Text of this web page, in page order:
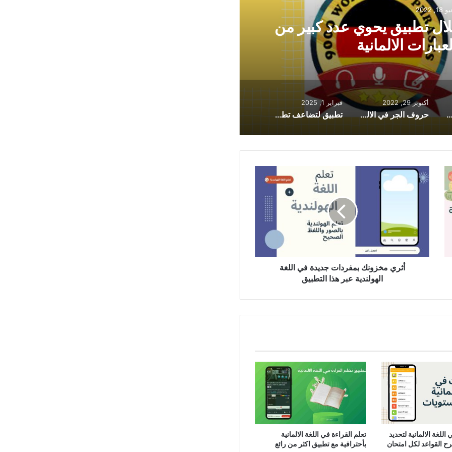
2022
تعلمها وأتقنها بسرعة
تعلم الالمانية مجانًا من خلال تطبيق يحوي عدد كبير من الكلمات والعبارات الالمانية
أكتوبر 29, 2022
حروف الجر في الالمانية تعلمها وأتقنها بسرعة
فبراير 1, 2025
تطبيق لتضاعف تطوير مفرداتك في اللغة الالمانية خلال اسابيع قليلة مع ترجمة الماني عربي
أثري
مخزونك
بمفردات
الهولندية
هذا
أثري مخزونك بمفردات جديدة في اللغة
الهولندية عبر هذا التطبيق
الالمانية لتحديد
القواعد لكل امتحان
تعلم القراءة في اللغة الالمانية
بأحترافية مع تطبيق اكثر من رائع